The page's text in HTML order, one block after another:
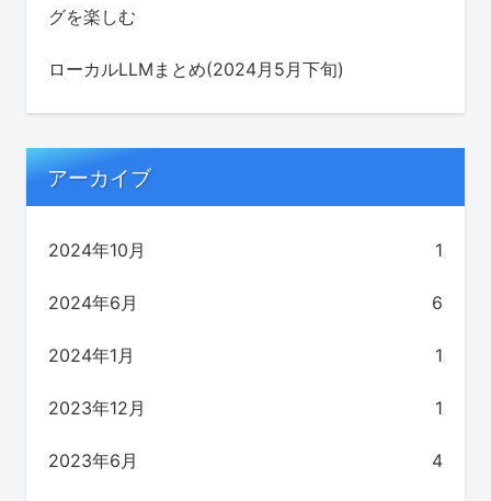
グを楽しむ
ローカルLLMまとめ(2024月5月下旬)
アーカイブ
2024年10月 1
2024年6月 6
2024年1月 1
2023年12月 1
2023年6月 4